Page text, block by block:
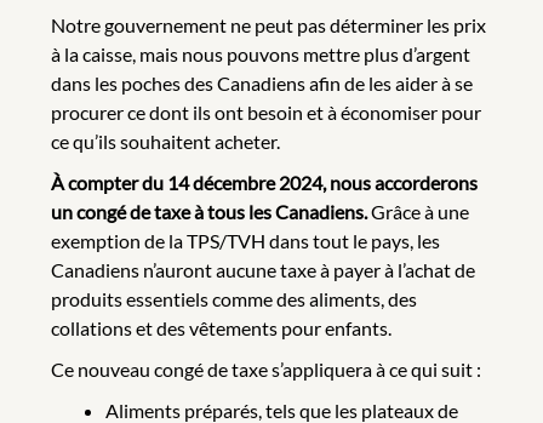
Notre gouvernement ne peut pas déterminer les prix
à la caisse, mais nous pouvons mettre plus d’argent
dans les poches des Canadiens afin de les aider à se
procurer ce dont ils ont besoin et à économiser pour
ce qu’ils souhaitent acheter.
À compter du 14 décembre 2024, nous accorderons
un congé de taxe à tous les Canadiens.Grâce à une
exemption de la TPS/TVH dans tout le pays, les
Canadiens n’auront aucune taxe à payer à l’achat de
produits essentiels comme des aliments, des
collations et des vêtements pour enfants.
Ce nouveau congé de taxe s’appliquera à ce qui suit :
Aliments préparés, tels que les plateaux de